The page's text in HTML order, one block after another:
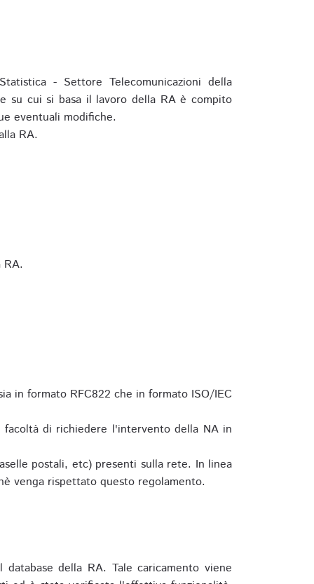
- Settore Telecomunicazioni della
su cui si basa il lavoro della RA è compito
eventuali modifiche.
RA.
in formato RFC822 che in formato ISO/IEC
di richiedere l'intervento della NA in
postali, etc) presenti sulla rete. In linea
venga rispettato questo regolamento.
della RA. Tale caricamento viene